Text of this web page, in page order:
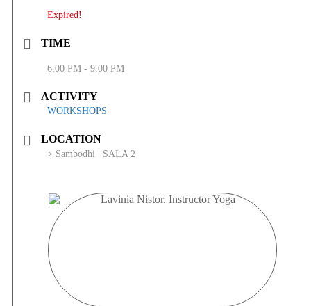
Expired!
TIME
6:00 PM - 9:00 PM
ACTIVITY
WORKSHOPS
LOCATION
> Sambodhi | SALA 2